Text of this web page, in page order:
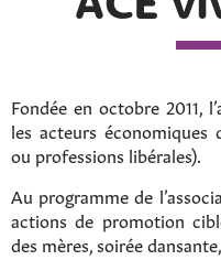
Fondée en octobre 2011,
les acteurs économiques
ou professions libérales).
Au programme de
actions de promotion
des mères, soirée dansante,